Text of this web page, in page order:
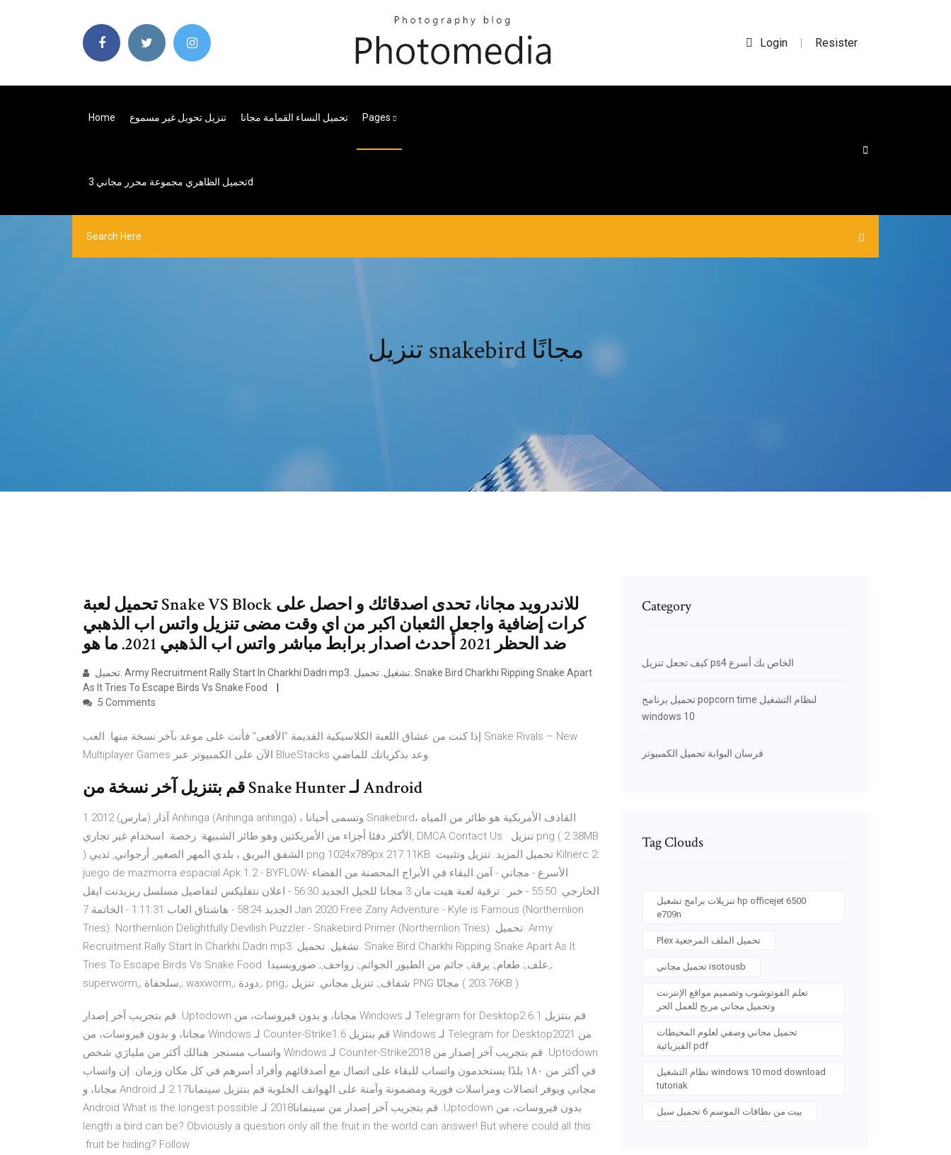
Login | Resister
Home تنزيل تحويل غير مسموع تحميل النساء القمامة مجانا Pages
تحميل الظاهري مجموعة محرر مجاني 3d
تنزيل snakebird مجانًا
تحميل لعبة Snake VS Block للاندرويد مجانا، تحدى اصدقائك و احصل على
كرات إضافية واجعل الثعبان اكبر من اي وقت مضى تنزيل واتس اب الذهبي
ضد الحظر 2021 أحدث اصدار برابط مباشر واتس اب الذهبي 2021. ما هو
As It Tries To Escape Birds Vs Snake Food
5 Comments
إذا كنت من عشاق اللعبة الكلاسيكية القديمة "الأفعى" فأنت على موعد بآخر نسخة منها. العب Snake Rivals – New
Multiplayer Games الآن على الكمبيوتر عبر BlueStacks وعد بذكرياتك للماضي.
قم بتنزيل آخر نسخة من Snake Hunter لـ Android
1 آذار (مارس) 2012 Anhinga (Anhinga anhinga) ، وتسمى أحيانا Snakebird، القاذف الأمريكية هو طائر من المياه
الأكثر دفئا أجزاء من الأمريكتين وهو طائر الشبيهة رخصة. اسخدام غير تجاري, DMCA Contact Us · تنزيل png ( 2.38MB
) الشفق البريق ، بلدي المهر الصغير, أرجواني, ثديي png 1024x789px 217.11KB. تحميل المزيد. تنزيل وتثبيت Kilnerc 2:
juego de mazmorra espacial Apk 1.2 - BYFLOW- الأسرع - مجاني - آمن.البقاء في الأبراج المحصنة من الفضاء
الخارجي. 55:50 - خبر : ترقية لعبة هيت مان 3 مجانا للجيل الجديد 56:30 - اعلان نتفليكس لتفاصيل مسلسل ريزيدنت ايفل
الجديد 58:24 - هاشتاق العاب 1:11:31 - الخاتمة 7 Jan 2020 Free Zany Adventure - Kyle is Famous (Northernlion
Tries). Northernlion Delightfully Devilish Puzzler - Snakebird Primer (Northernlion Tries). تحميل. Army
Recruitment Rally Start In Charkhi Dadri mp3. تشغيل. تحميل. Snake Bird Charkhi Ripping Snake Apart As It
Tries To Escape Birds Vs Snake Food علف,; طعام,; يرقة,; جاثم من الطيور الجواثم,; زواحف,; صوروبسيدا,;
superworm,; سلحفاة,; waxworm,; دودة,; png,; شفاف,; تنزيل مجاني. تنزيل PNG مجانًا ( 203.76KB )
‫قم بنتزيل Telegram for Desktop2.6.1 لـ Windows مجانا، و بدون فيروسات، من Uptodown. قم بتجريب آخر إصدار
من Telegram for Desktop2021 لـ Windows ‫قم بنتزيل Counter-Strike1.6 لـ Windows مجانا، و بدون فيروسات، من
Uptodown. قم بتجريب آخر إصدار من Counter-Strike2018 لـ Windows واتساب مسنجر: هنالك أكثر من مليارَي شخص
في أكثر من ١٨٠ بلدًا يستخدمون واتساب للبقاء على اتصال مع أصدقائهم وأفراد أسرهم في كل مكان وزمان. إن واتساب
مجاني ويوفر اتصالات ومراسلات فورية ومضمونة وآمنة على الهواتف الخلوية ‫قم بنتزيل سينمانا2.17 لـ Android مجانا، و
بدون فيروسات، من Uptodown. قم بتجريب آخر إصدار من سينمانا2018 لـ Android What is the longest possible
length a bird can be? Obviously a question only all the fruit in the world can answer! But where could all this
fruit be hiding? Follow
Category
كيف تجعل تنزيل ps4 الخاص بك أسرع
تحميل برنامج popcorn time لنظام التشغيل
windows 10
فرسان البوابة تحميل الكمبيوتر
Tag Clouds
تنزيلات برامج تشغيل hp officejet 6500
e709n
Plex تحميل الملف المرجعية
تحميل مجاني isotousb
تعلم الفوتوشوب وتصميم مواقع الإنترنت
وتحميل مجاني مربح للعمل الحر
تحميل مجاني وصفي لعلوم المحيطات
الفيزيائية pdf
نظام التشغيل windows 10 mod download
tutoriak
بيت من بطاقات الموسم 6 تحميل سيل